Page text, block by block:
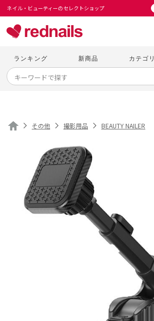
ネイル・ビューティーのセレクトショップ
ランキング 新商品 カテゴリ
その他 撮影用品 BEAUTY NAILER